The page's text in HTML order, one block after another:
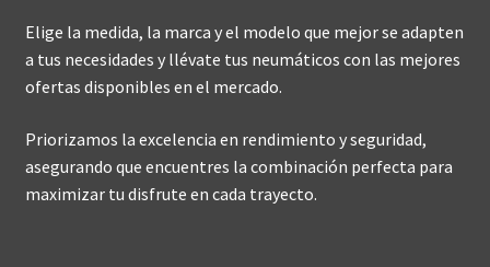
Elige la medida, la marca y el modelo que mejor se adapten
a tus necesidades y llévate tus neumáticos con las mejores
ofertas disponibles en el mercado.
Priorizamos la excelencia en rendimiento y seguridad,
asegurando que encuentres la combinación perfecta para
maximizar tu disfrute en cada trayecto.